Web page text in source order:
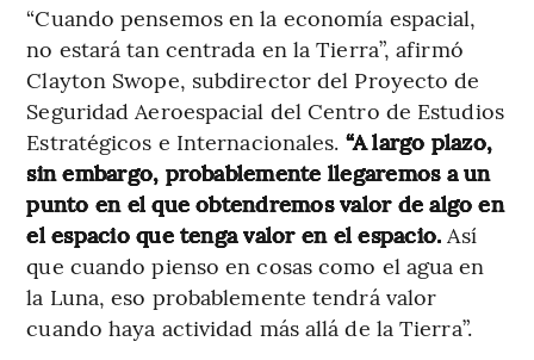
“Cuando pensemos en la economía espacial,
no estará tan centrada en la Tierra”, afirmó
Clayton Swope, subdirector del Proyecto de
Seguridad Aeroespacial del Centro de Estudios
Estratégicos e Internacionales. “A largo plazo,
sin embargo, probablemente llegaremos a un
punto en el que obtendremos valor de algo en
el espacio que tenga valor en el espacio. Así
que cuando pienso en cosas como el agua en
la Luna, eso probablemente tendrá valor
cuando haya actividad más allá de la Tierra”.